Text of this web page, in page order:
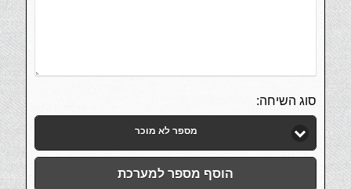
סוג השיחה:
מספר לא מוכר
הוסף מספר למערכת